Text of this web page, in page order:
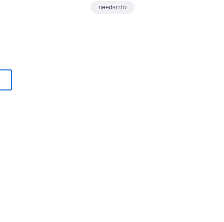
needsinfo